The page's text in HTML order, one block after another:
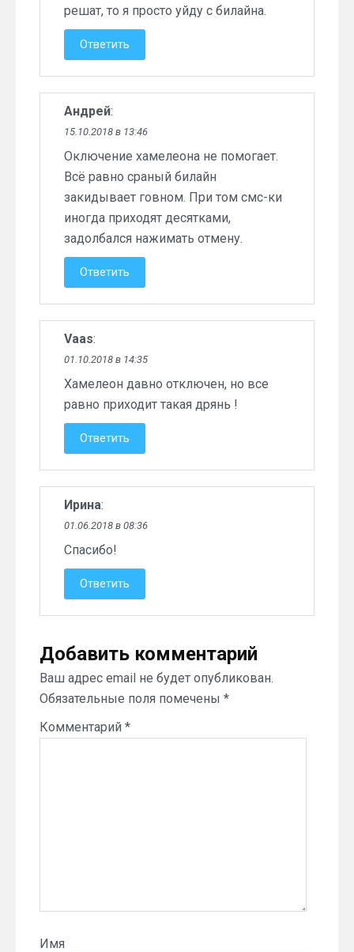
решат, то я просто уйду с билайна.
Ответить
Андрей:
15.10.2018 в 13:46
Оключение хамелеона не помогает.
Всё равно сраный билайн
закидывает говном. При том смс-ки
иногда приходят десятками,
задолбался нажимать отмену.
Ответить
Vaas:
01.10.2018 в 14:35
Хамелеон давно отключен, но все
равно приходит такая дрянь !
Ответить
Ирина:
01.06.2018 в 08:36
Спасибо!
Ответить
Добавить комментарий
Ваш адрес email не будет опубликован.
Обязательные поля помечены *
Комментарий *
Имя